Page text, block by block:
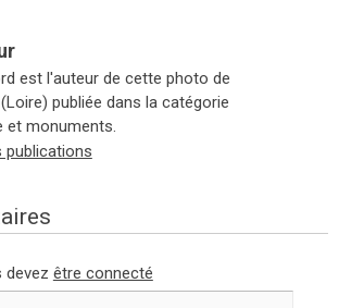
est l'auteur de cette photo de
publiée dans la catégorie
et monuments.
publications
devez être connecté